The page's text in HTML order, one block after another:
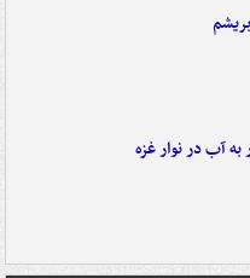
آب در نوار غزه